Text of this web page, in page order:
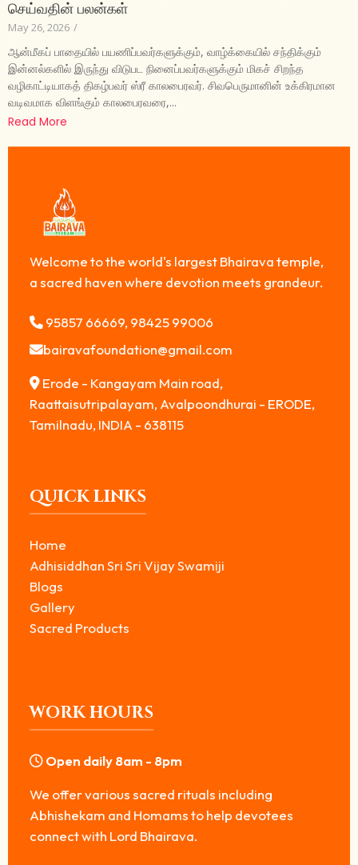
செய்வதின் பலன்கள்
May 26, 2026 /
ஆன்மீகப் பாதையில் பயணிப்பவர்களுக்கும், வாழ்க்கையில் சந்திக்கும்
இன்னல்களில் இருந்து விடுபட நினைப்பவர்களுக்கும் மிகச் சிறந்த
வழிகாட்டியாகத் திகழ்பவர் ஸ்ரீ காலபைரவர். சிவபெருமானின் உக்கிரமான
வடிவமாக விளங்கும் காலபைரவரை,...
Read More
Welcome to the world's largest Bhairava temple,
a sacred haven where devotion meets grandeur.
95857 66669, 98425 99006
bairavafoundation@gmail.com
Erode - Kangayam Main road,
Raattaisutripalayam, Avalpoondhurai - ERODE,
Tamilnadu, INDIA - 638115
QUICK LINKS
Home
Adhisiddhan Sri Sri Vijay Swamiji
Blogs
Gallery
Sacred Products
WORK HOURS
Open daily 8am - 8pm
We offer various sacred rituals including
Abhishekam and Homams to help devotees
connect with Lord Bhairava.